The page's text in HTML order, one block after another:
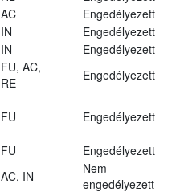
AC
Engedélyezett
IN
Engedélyezett
IN
Engedélyezett
FU, AC,
RE
Engedélyezett
FU Engedélyezett
FU
Engedélyezett
AC, IN
Nem
engedélyezett